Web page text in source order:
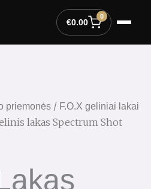
€0.00
0
priemonės / F.O.X geliniai lakai
lakas Spectrum Shot